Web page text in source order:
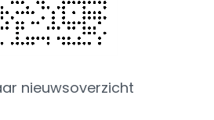
nieuwsoverzicht